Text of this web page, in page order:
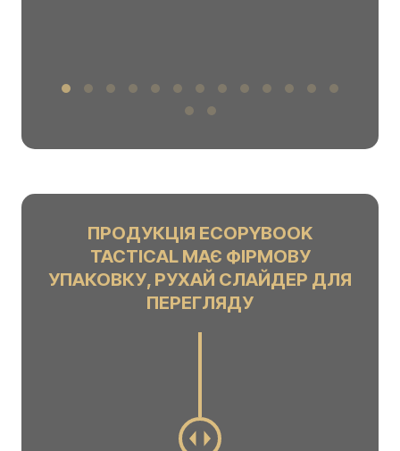
ПРОДУКЦІЯ ECOPYBOOK
TACTICAL МАЄ ФІРМОВУ
УПАКОВКУ, РУХАЙ СЛАЙДЕР ДЛЯ
ПЕРЕГЛЯДУ
n